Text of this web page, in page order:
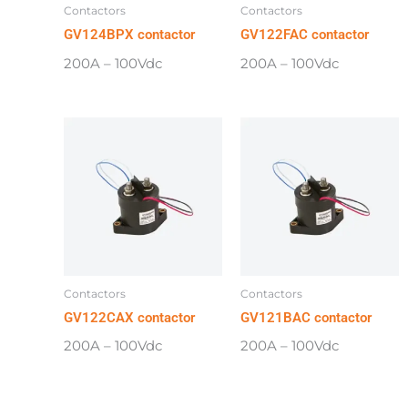
Contactors
GV124BPX contactor
200A – 100Vdc
Contactors
GV122FAC contactor
200A – 100Vdc
Contactors
GV122CAX contactor
200A – 100Vdc
Contactors
GV121BAC contactor
200A – 100Vdc